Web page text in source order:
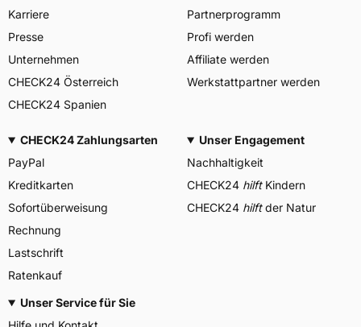
Karriere
Presse
Unternehmen
CHECK24 Österreich
CHECK24 Spanien
Partnerprogramm
Profi werden
Affiliate werden
Werkstattpartner werden
CHECK24 Zahlungsarten
PayPal
Kreditkarten
Sofortüberweisung
Rechnung
Lastschrift
Ratenkauf
Unser Engagement
Nachhaltigkeit
CHECK24 hilftKindern
CHECK24 hilftder Natur
Unser Service für Sie